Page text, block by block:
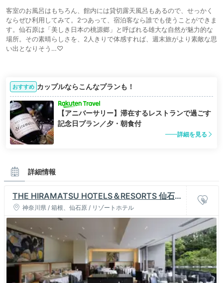
客室のお風呂はもちろん、館内には貸切露天風呂もあるので、せっかく
ならぜひ利用してみて。2つあって、宿泊客なら誰でも使うことができま
す。仙石原は「美しき日本の桃源郷」と呼ばれる雄大な自然が魅力的な
場所。その素晴らしさを、2人きりで体感すれば、週末旅がより素敵な思
い出となりそう…♡
おすすめ カップルならこんなプランも！
【アニバーサリー】滞在するレストランで過ごす
記念日プラン／夕・朝食付
詳細を見る
詳細情報
THE HIRAMATSU HOTELS＆RESORTS 仙石
原 神奈川県 / 箱根、仙石原 / リゾートホテル